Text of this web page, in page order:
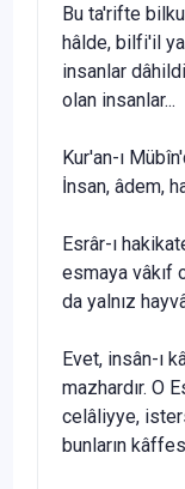
Bu ta'rifte
hâlde, bilfi'il
insanlar
olan insanlar...
Kur'an-ı
İnsan, âdem,
Esrâr-ı
esmaya vâkıf
da yalnız
Evet, insân-ı
mazhardır. O
celâliyye,
bunların